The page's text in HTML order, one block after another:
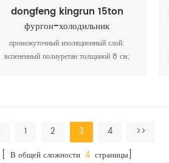
dongfeng kingrun 15ton
фургон-холодильник
промежуточный изоляционный слой:
вспененный полиуретан толщиной 8 см;
1 2 3 4
>>
[ В общей сложности4 страницы]